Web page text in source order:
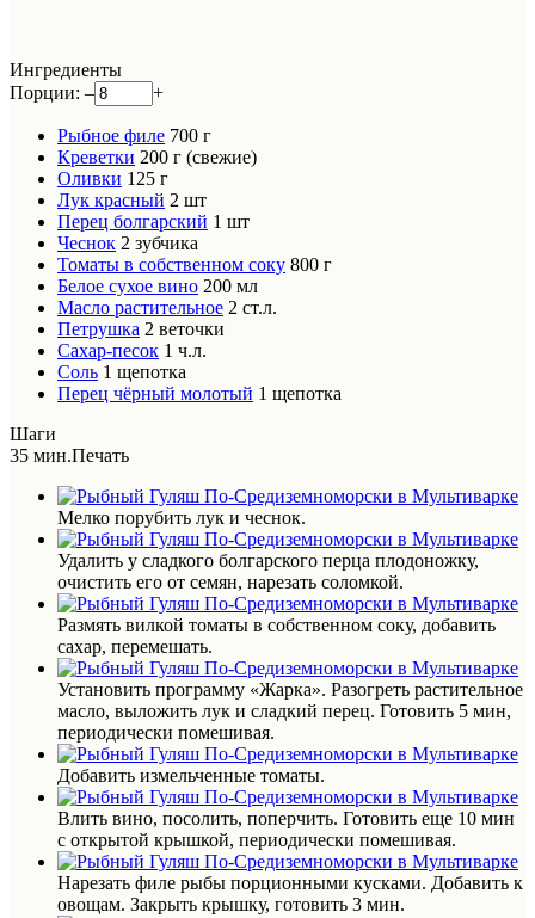
Ингредиенты
Порции: – +
Рыбное филе 700 г
Креветки 200 г (свежие)
Оливки 125 г
Лук красный 2 шт
Перец болгарский 1 шт
Чеснок 2 зубчика
Томаты в собственном соку 800 г
Белое сухое вино 200 мл
Масло растительное 2 ст.л.
Петрушка 2 веточки
Сахар-песок 1 ч.л.
Соль 1 щепотка
Перец чёрный молотый 1 щепотка
Шаги
35 мин.Печать
Мелко порубить лук и чеснок.
Удалить у сладкого болгарского перца плодоножку,
очистить его от семян, нарезать соломкой.
Размять вилкой томаты в собственном соку, добавить
сахар, перемешать.
Установить программу «Жарка». Разогреть растительное
масло, выложить лук и сладкий перец. Готовить 5 мин,
периодически помешивая.
Добавить измельченные томаты.
Влить вино, посолить, поперчить. Готовить еще 10 мин
с открытой крышкой, периодически помешивая.
Нарезать филе рыбы порционными кусками. Добавить к
овощам. Закрыть крышку, готовить 3 мин.